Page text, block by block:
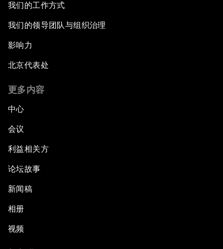
我们的工作方式
我们的领导团队与组织治理
影响力
北京代表处
更多内容
中心
会议
利益相关方
论坛故事
新闻稿
相册
视频